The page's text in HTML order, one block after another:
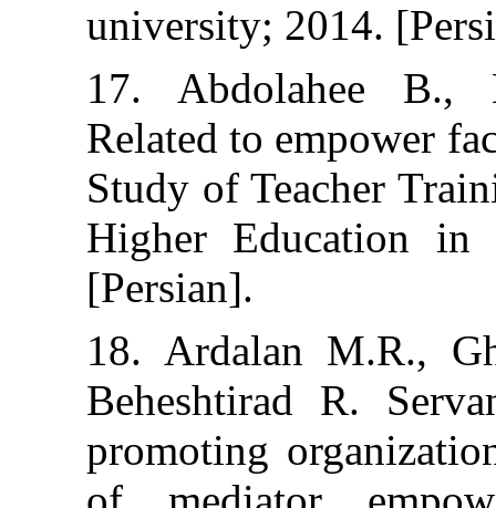
university;
17.
Related to
Study of
Higher
[Persian].
18. Ardalan
Beheshtirad
promoting